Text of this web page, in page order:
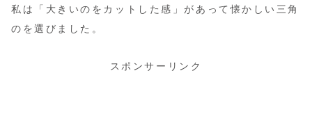
私は「大きいのをカットした感」があって懐かしい三角
のを選びました。
スポンサーリンク